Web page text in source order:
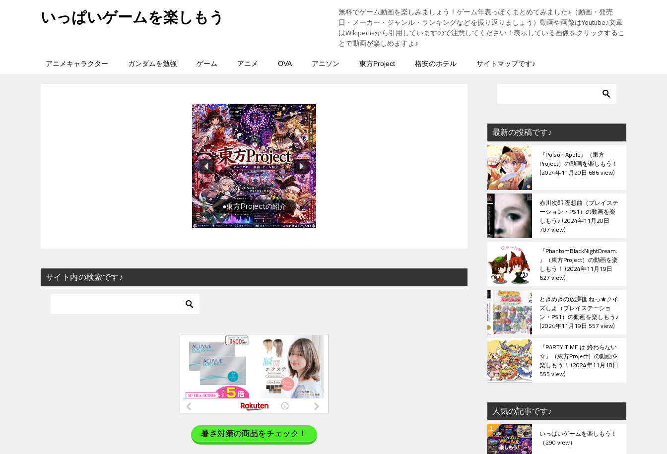
いっぱいゲームを楽しもう
無料でゲーム動画を楽しみましょう！ゲーム年表っぽくまとめてみました♪（動画・発売
日・メーカー・ジャンル・ランキングなどを振り返りましょう）動画や画像はYoutube♪文章
はWikipediaから引用していますので注意してください！表示している画像をクリックするこ
とで動画が楽しめますよ♪
アニメキャラクター ガンダムを勉強 ゲーム アニメ OVA アニソン 東方Project 格安のホテル サイトマップです♪
旅行の前に旅行先をチェック
サイト内の検索です♪
暑さ対策の商品をチェック！
最新の投稿です♪
『Poison Apple』（東方
Project）の動画を楽しもう！
2024年11月20日 686 view
赤川次郎 夜想曲（プレイステ
ーション・PS1）の動画を楽
しもう♪ 2024年11月20日
707 view
『PhantomBlackNightDream.
』（東方Project）の動画を楽
しもう！ 2024年11月19日
627 view
ときめきの放課後 ねっ★クイ
ズしよ（プレイステーショ
ン・PS1）の動画を楽しもう♪
2024年11月19日 557 view
『PARTY TIME は 終わらない
☆』（東方Project）の動画を
楽しもう！ 2024年11月18日
555 view
人気の記事です♪
いっぱいゲームを楽しもう！
（290 view）